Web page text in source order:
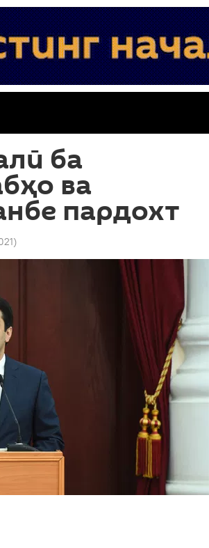
ба
ва
пардохт
)